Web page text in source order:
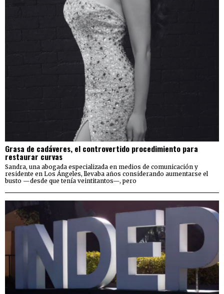
Grasa de cadáveres, el controvertido procedimiento para
restaurar curvas
Sandra, una abogada especializada en medios de comunicación y
residente en Los Ángeles, llevaba años considerando aumentarse el
busto —desde que tenía veintitantos—, pero